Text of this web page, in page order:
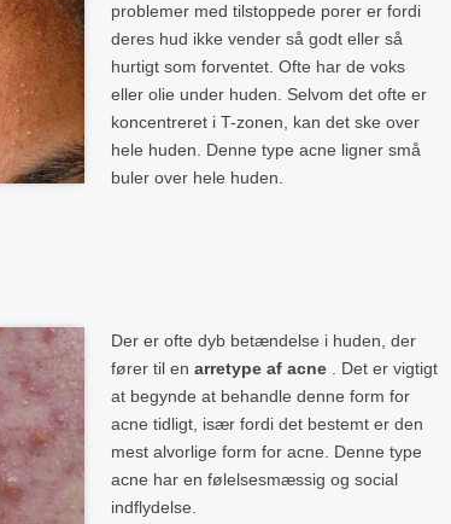
problemer med tilstoppede porer er fordi
deres hud ikke vender så godt eller så
hurtigt som forventet. Ofte har de voks
eller olie under huden. Selvom det ofte er
koncentreret i T-zonen, kan det ske over
hele huden. Denne type acne ligner små
buler over hele huden.
Der er ofte dyb betændelse i huden, der
fører til enarretype af acne . Det er vigtigt
at begynde at behandle denne form for
acne tidligt, især fordi det bestemt er den
mest alvorlige form for acne. Denne type
acne har en følelsesmæssig og social
indflydelse.